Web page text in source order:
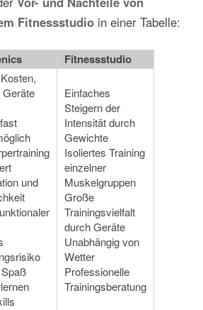
Fitnessstudioin einer Tabelle:
Fitnessstudio
und
Einfaches
Steigern der
Intensität durch
Gewichte
Isoliertes Training
einzelner
Muskelgruppen
Große
Trainingsvielfalt
durch Geräte
Unabhängig von
Wetter
Professionelle
Trainingsberatung